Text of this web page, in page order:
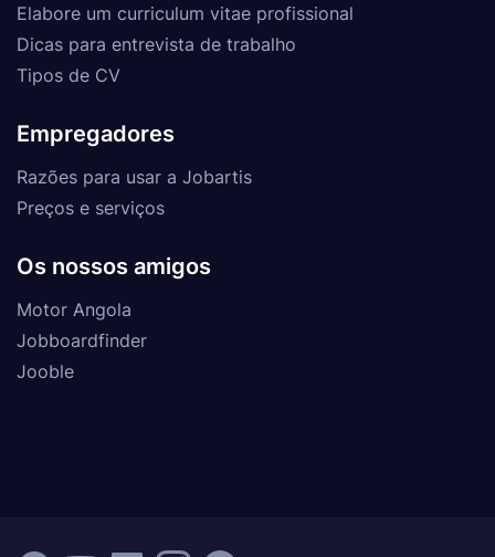
Elabore um curriculum vitae profissional
Dicas para entrevista de trabalho
Tipos de CV
Empregadores
Razões para usar a Jobartis
Preços e serviços
Os nossos amigos
Motor Angola
Jobboardfinder
Jooble